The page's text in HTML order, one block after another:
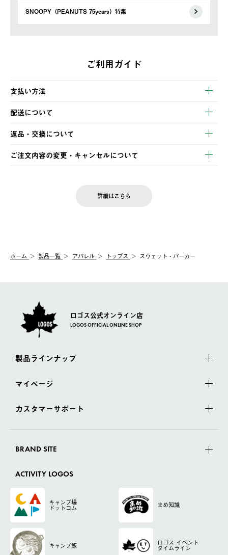
SNOOPY（PEANUTS 75years）特集
ご利用ガイド
支払い方法
以下のいずれかの方法でお支払いいただけます。
・クレジットカード決済
・コンビニ決済
・Pay-easy決済
配送について
【発送スケジュール】
ご注文・ご入金完了より2営業日以内に商品を発送いたします。
土日祝の発送はございませんので、木曜日以降のご注文は週明け
の発送となる場合がございます。
【配送業者】
佐川急便にて配送されます。
返品・交換について
※お客様都合の場合
お客様都合の返品にかかる送料は、お客様ご負担とさせていただ
一度お手元の商品を返品いただき、ご希望商品を再注文してくだ
ご注文内容の変更・キャンセルについて
LOGOS FAMILY会員の方は、会員マイページ内 購入履歴画面に
詳細はこちら
ホーム 製品一覧 アパレル トップス スウェット・パーカー
ロゴス公式オンライン店
LOGOS OFFICIAL ONLINE SHOP
製品ラインナップ
マイページ
カスタマーサポート
BRAND SITE
ACTIVITY LOGOS
キャンプ場
ドットコム まめ知識
キャンプ飯 ロゴス イベント
タイムライン